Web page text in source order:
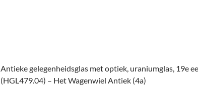
Antieke gelegenheidsglas met optiek, uraniumglas, 19e
(HGL479.04) – Het Wagenwiel Antiek (4a)